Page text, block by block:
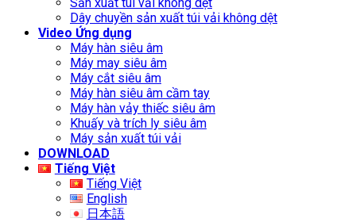
Dây chuyền sản xuất túi vải không dệt
Video Ứng dụng
Máy hàn siêu âm
Máy may siêu âm
Máy cắt siêu âm
Máy hàn siêu âm cầm tay
Máy hàn vảy thiếc siêu âm
Khuấy và trích ly siêu âm
Máy sản xuất túi vải
DOWNLOAD
Tiếng Việt
Tiếng Việt
English
日本語